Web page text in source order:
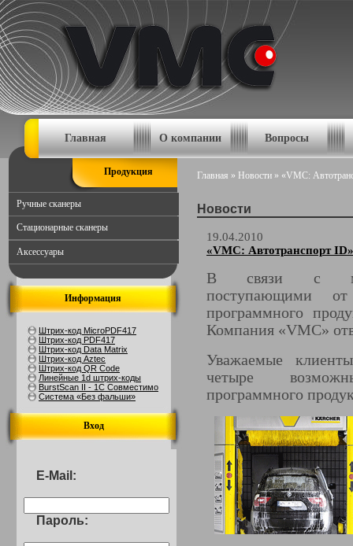
Главная О компании Вопросы
Главная » Новости » «VMC:
Новости
19.04.2010
«VMC: Автотранспорт
В связи с
поступающими
программного
Компания «VMC»
Уважаемые
четыре
программного
Продукция
Ручные сканеры
Стационарные сканеры
Аксессуары
Информация
Штрих-код MicroPDF417
Штрих-код PDF417
Штрих-код Data Matrix
Штрих-код Aztec
Штрих-код QR Code
Линейные 1d штрих-коды
BurstScan II - 1С Совместимо
Система «Без фальши»
Вход
E-Mail:
Пароль: